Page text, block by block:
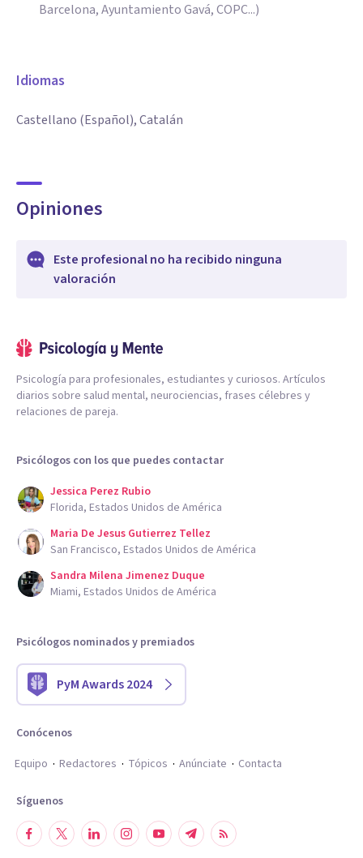
Barcelona, Ayuntamiento Gavá, COPC...)
Idiomas
Castellano (Español), Catalán
Opiniones
Este profesional no ha recibido ninguna
valoración
Psicología para profesionales, estudiantes y curiosos. Artículos
diarios sobre salud mental, neurociencias, frases célebres y
relaciones de pareja.
Psicólogos con los que puedes contactar
Jessica Perez Rubio
Florida, Estados Unidos de América
Maria De Jesus Gutierrez Tellez
San Francisco, Estados Unidos de América
Sandra Milena Jimenez Duque
Miami, Estados Unidos de América
Psicólogos nominados y premiados
PyM Awards 2024
Conócenos
Equipo
Redactores Tópicos Anúnciate Contacta
Síguenos